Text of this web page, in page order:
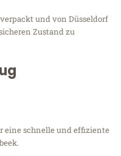
und von Düsseldorf
Zustand zu
eine schnelle und effiziente